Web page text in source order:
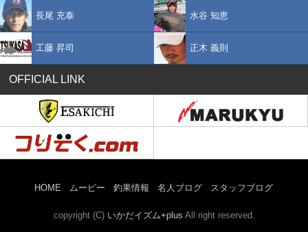
長尾 充泰 水谷 知恵
工藤 昇司 正木 義則
OFFICIAL LINK
HOME ムービー 釣果情報 名人ブログ スタッフブログ
copyright (C) いかだイズム+plus All right reserved.